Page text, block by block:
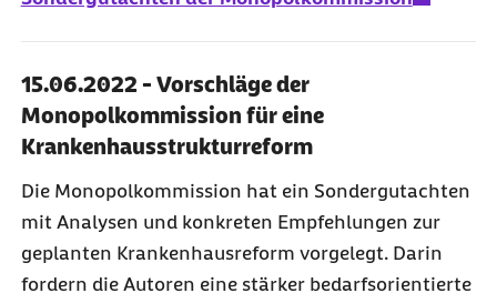
15.06.2022 - Vorschläge der
Monopolkommission für eine
Krankenhausstrukturreform
Die Monopolkommission hat ein Sondergutachten
mit Analysen und konkreten Empfehlungen zur
geplanten Krankenhausreform vorgelegt. Darin
fordern die Autoren eine stärker bedarfsorientierte